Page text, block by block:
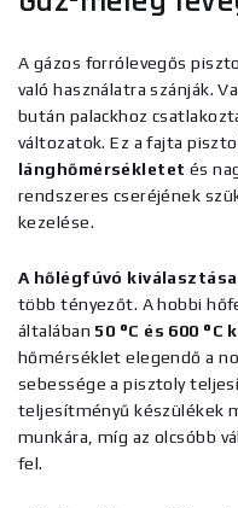
A gázos forrólevegős
való használatra szánják.
bután palackhoz
változatok. Ez a fajta
lánghőmérsékletet és
rendszeres cseréjének
kezelése.
A hőlégfúvó
több tényezőt. A hobbi
általában 50 °C és 600 °C
hőmérséklet elegendő a
sebessége a pisztoly
teljesítményű készülékek
munkára, míg az olcsóbb
fel.